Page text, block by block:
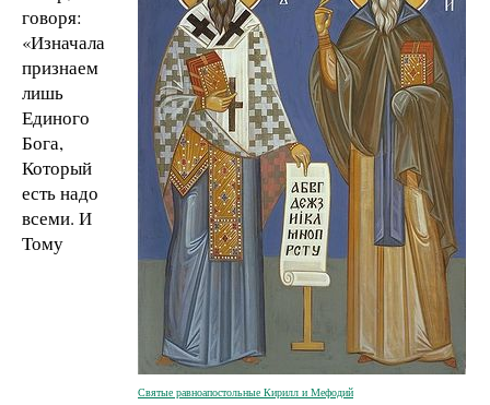
Святые равноапостольные Кирилл и Мефодий
говоря:
«Изначала
признаем
лишь
Единого
Бога,
Который
есть надо
всеми. И
Тому